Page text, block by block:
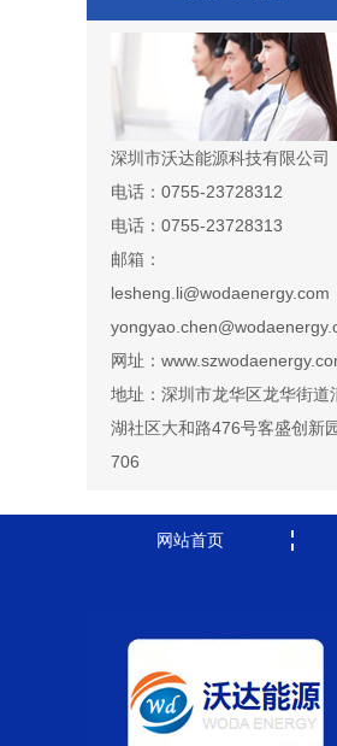
深圳市沃达能源科技有限公司
电话：0755-23728312
电话：0755-23728313
邮箱：
lesheng.li@wodaenergy.com
网址：
地址：深圳市龙华区龙华街道
湖社区大和路476号客盛创新
706
网站首页